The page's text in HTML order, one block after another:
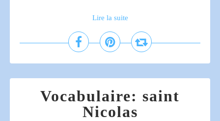
Lire la suite
Vocabulaire: saint
Nicolas